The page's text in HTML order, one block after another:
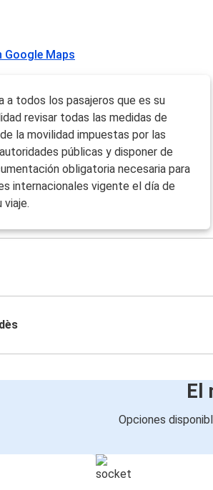
Google Maps
a todos los pasajeros que es su
revisar todas las medidas de
la movilidad impuestas por las
públicas y disponer de
obligatoria necesaria para
internacionales vigente el día de
viaje.
El
Opciones